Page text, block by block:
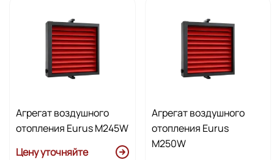
Агрегат воздушного
отопления Eurus M245W
Цену уточняйте
Агрегат воздушного
отопления Eurus
M250W